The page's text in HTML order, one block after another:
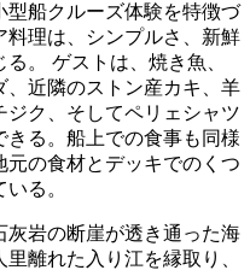
船クルーズ体験を特徴づ
料理は、シンプルさ、新鮮
。 ゲストは、焼き魚、
、近隣のストン産カキ、羊
ク、そしてペリェシャツ
る。船上での食事も同様
の食材とデッキでのくつ
る。
灰岩の断崖が透き通った海
離れた入り江を縁取り、